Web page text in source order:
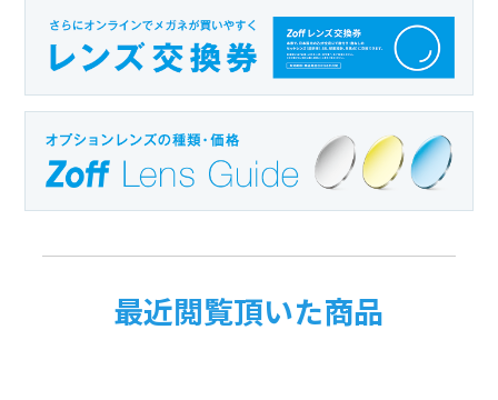
最近閲覧頂いた商品